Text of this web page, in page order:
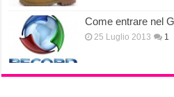
Come entrare nel
25 Luglio 2013 1